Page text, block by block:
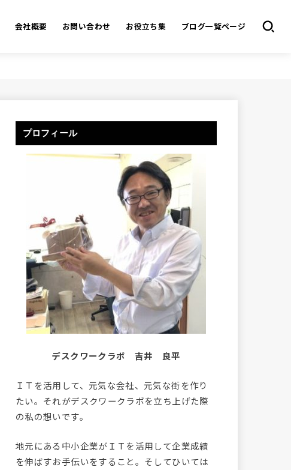
会社概要 お問い合わせ お役立ち集 ブログ一覧ページ
プロフィール
デスクワークラボ 吉井 良平
ＩＴを活用して、元気な会社、元気な街を作り
たい。それがデスクワークラボを立ち上げた際
の私の想いです。
地元にある中小企業がＩＴを活用して企業成績
を伸ばすお手伝いをすること。そしてひいては